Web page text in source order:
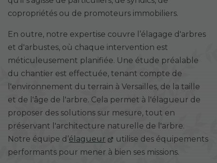
copropriétés ou de promoteurs immobiliers.
En outre, notre expertise couvre l’élagage d'arbres
et d'arbustes, où chaque intervention est
méticuleusement planifiée. Une étude préalable
du chantier est effectuée, tenant compte de
l'environnement du terrain à Versailles, de la taille
et de l'âge de l'arbre. Cela permet à l'élagueur de
proposer des solutions sur mesure, tout en
préservant l'architecture naturelle de l'arbre.
Notre équipe d’élagueur
utilise des équipements
performants pour mener à bien ses missions.